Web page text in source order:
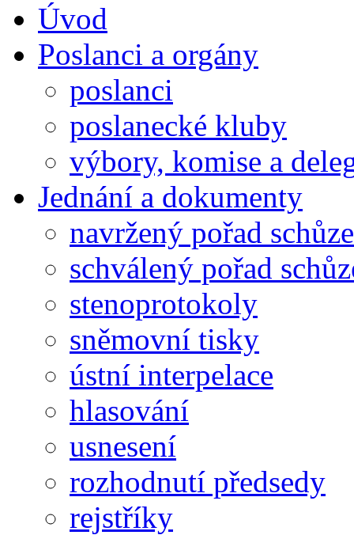
Úvod
Poslanci a orgány
poslanci
poslanecké kluby
výbory, komise a
Jednání a dokumenty
navržený pořad schůze
schválený pořad
stenoprotokoly
sněmovní tisky
ústní interpelace
hlasování
usnesení
rozhodnutí předsedy
rejstříky